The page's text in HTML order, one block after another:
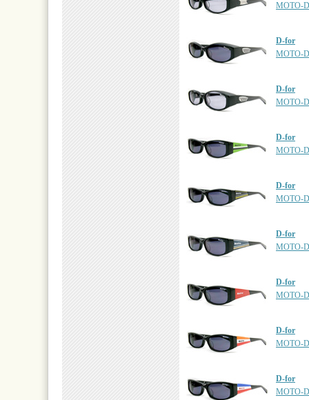
MOTO-
D-for
MOTO-
D-for
MOTO-
D-for
MOTO-
D-for
MOTO-
D-for
MOTO-
D-for
MOTO-
D-for
MOTO-
D-for
MOTO-